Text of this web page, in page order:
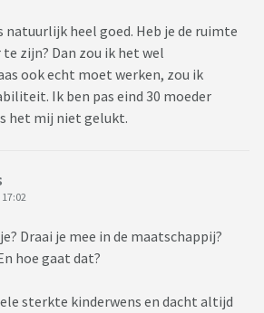
natuurlijk heel goed. Heb je de ruimte
zijn? Dan zou ik het wel
ook echt moet werken, zou ik
Ik ben pas eind 30 moeder
het mij niet gelukt.
Draai je mee in de maatschappij?
hoe gaat dat?
sterkte kinderwens en dacht altijd